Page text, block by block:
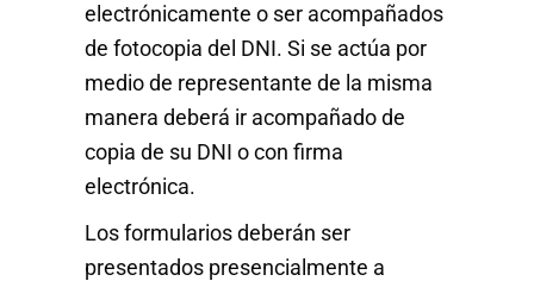
electrónicamente o ser acompañados
de fotocopia del DNI. Si se actúa por
medio de representante de la misma
manera deberá ir acompañado de
copia de su DNI o con firma
electrónica.
Los formularios deberán ser
presentados presencialmente a